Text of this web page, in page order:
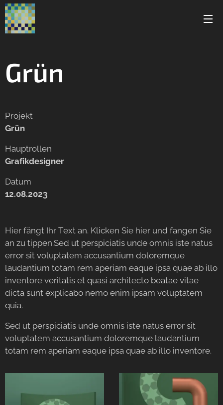
Grün
Projekt
Grün
Hauptrollen
Grafikdesigner
Datum
12.08.2023
Hier fängt Ihr Text an. Klicken Sie hier und fangen Sie
an zu tippen.Sed ut perspiciatis unde omnis iste natus
error sit voluptatem accusantium doloremque
laudantium totam rem aperiam eaque ipsa quae ab illo
inventore veritatis et quasi architecto beatae vitae
dicta sunt explicabo nemo enim ipsam voluptatem
quia.
Sed ut perspiciatis unde omnis iste natus error sit
voluptatem accusantium doloremque laudantium
totam rem aperiam eaque ipsa quae ab illo inventore.